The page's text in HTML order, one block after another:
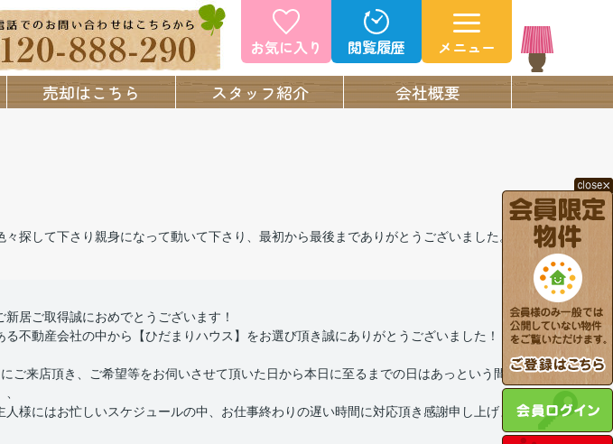
お気に入り 閲覧履歴 メニュー
売却はこちら スタッフ紹介 会社概要
探して下さり親身になって動いて下さり、最初から最後までありがとうございました。
新居ご取得誠におめでとうございます！
る不動産会社の中から【ひだまりハウス】をお選び頂き誠にありがとうございました！
ご来店頂き、ご希望等をお伺いさせて頂いた日から本日に至るまでの日はあっという間
人様にはお忙しいスケジュールの中、お仕事終わりの遅い時間に対応頂き感謝申し上げま